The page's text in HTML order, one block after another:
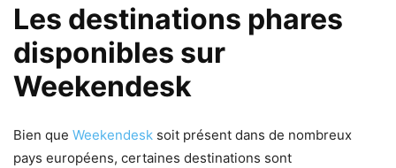
Les destinations phares
disponibles sur
Weekendesk
Bien que Weekendesk soit présent dans de nombreux
pays européens, certaines destinations sont